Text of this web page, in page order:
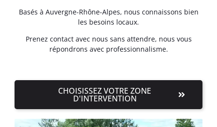
Basés à Auvergne-Rhône-Alpes, nous connaissons bien
les besoins locaux.
Prenez contact avec nous sans attendre, nous vous
répondrons avec professionnalisme.
CHOISISSEZ VOTRE ZONE
D'INTERVENTION